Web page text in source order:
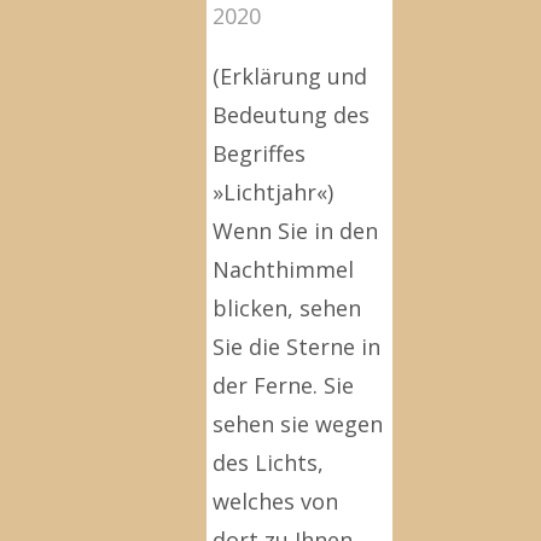
2020
(Erklärung und
Bedeutung des
Begriffes
»Lichtjahr«)
Wenn Sie in den
Nachthimmel
blicken, sehen
Sie die Sterne in
der Ferne. Sie
sehen sie wegen
des Lichts,
welches von